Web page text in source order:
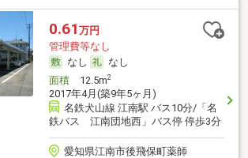
0.61 万円
管理費等なし
なし
なし
面積12.5m2
2017年4月(築9年5ヶ月)
名鉄犬山線 江南駅 バス10分/「名
鉄バス 江南団地西」バス停 停歩3分
愛知県江南市後飛保町薬師